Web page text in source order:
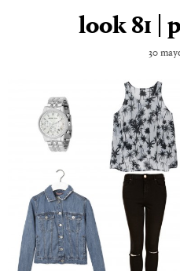
look 81 |
30